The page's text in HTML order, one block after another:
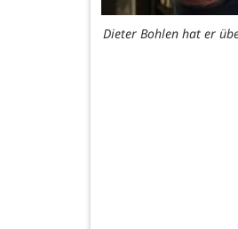
Dieter Bohlen hat er